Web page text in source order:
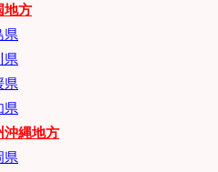
方
県
県
県
県
縄地方
県